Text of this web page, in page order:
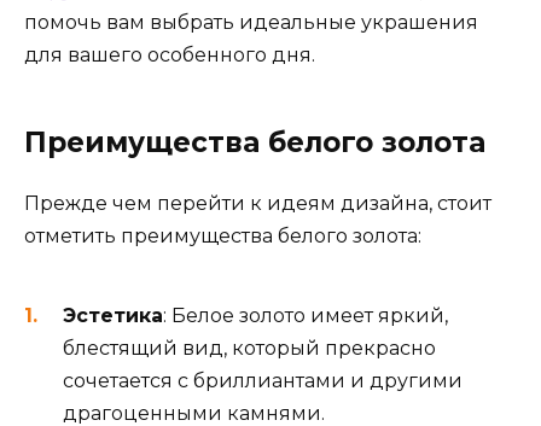
помочь вам выбрать идеальные украшения
для вашего особенного дня.
Преимущества белого золота
Прежде чем перейти к идеям дизайна, стоит
отметить преимущества белого золота:
Эстетика: Белое золото имеет яркий,
блестящий вид, который прекрасно
сочетается с бриллиантами и другими
драгоценными камнями.